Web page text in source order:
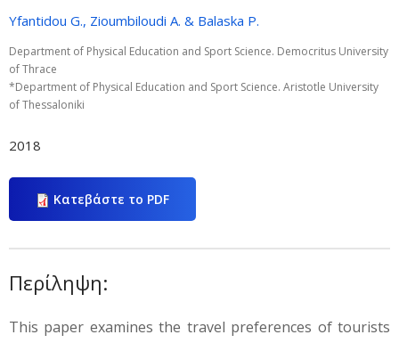
Yfantidou G., Zioumbiloudi A. & Balaska P.
Department of Physical Education and Sport Science. Democritus University
of Thrace
*Department of Physical Education and Sport Science. Aristotle University
of Thessaloniki
2018
Κατεβάστε το PDF
Περίληψη:
This paper examines the travel preferences of tourists